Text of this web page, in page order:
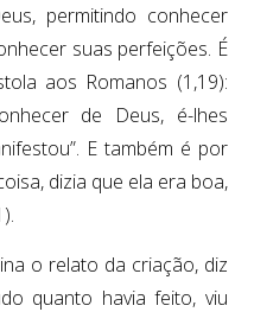
permitindo conhecer
suas perfeições. É
aos Romanos (1,19):
de Deus, é-lhes
E também é por
dizia que ela era boa,
o relato da criação, diz
quanto havia feito, viu